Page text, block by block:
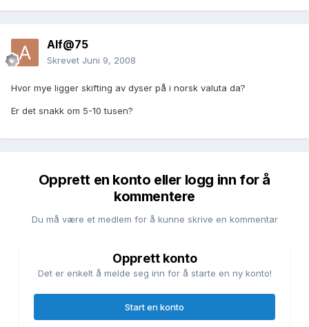
Alf@75
Skrevet Juni 9, 2008
Hvor mye ligger skifting av dyser på i norsk valuta da?
Er det snakk om 5-10 tusen?
Opprett en konto eller logg inn for å
kommentere
Du må være et medlem for å kunne skrive en kommentar
Opprett konto
Det er enkelt å melde seg inn for å starte en ny konto!
Start en konto